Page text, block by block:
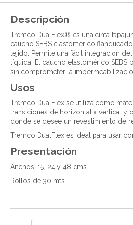
Descripción
Tremco DualFlex® es una cinta
caucho SEBS elastomérico
tejido.
Permite una fácil integración
líquida.
El caucho elastomérico
sin comprometer la
Usos
Tremco DualFlex se utiliza como
transiciones de horizontal a vertical y
donde se desee un revestimiento de
Tremco DualFlex es ideal para usar
Presentación
Anchos: 15, 24 y 48 cms
Rollos de 30 mts